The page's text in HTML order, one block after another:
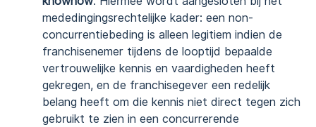
mededingingsrechtelijke kader: een non-
concurrentiebeding is alleen legitiem indien de
franchisenemer tijdens de looptijd bepaalde
vertrouwelijke kennis en vaardigheden heeft
gekregen, en de franchisegever een redelijk
belang heeft om die kennis niet direct tegen zich
gebruikt te zien in een concurrerende